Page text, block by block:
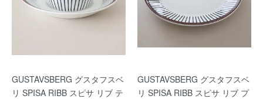
GUSTAVSBERG グスタフスベ
リ SPISA RIBB スピサ リブ テ
GUSTAVSBERG グスタフスベ
リ SPISA RIBB スピサ リブ プ